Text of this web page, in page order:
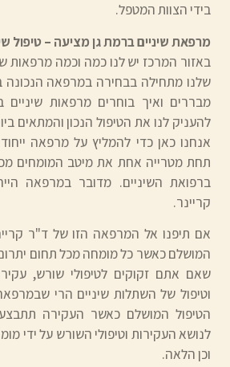
בידי הצוות המטפל.
מרפאת שיניים ברמת גן מציעה – טיפול
באזור המרכז יש לנו כמה וכמה מרפאות
שלנו מתחילה בבחירה במרפאה הנכונה
מבררים ואיך בוחרים מרפאות שיניים
להעניק לנו את הטיפול הנכון והמתאים
אנחנו כאן כדי להמליץ על מרפאה
תחת מטרייה אחת את מיטב המומחים
ברפואת השיניים. מדובר במרפאה
קריינר.
אם תיפנו אל המרפאה הזו של ד"ר
המושלם כאשר כל מומחה מכל תחום
שאם אתם זקוקים לטיפולי שורש,
וטיפול של השתלות שיניים הרי
הטיפול המושלם כאשר העקירה
לנושא העקירות וטיפולי השורש על ידי
וכן הלאה.